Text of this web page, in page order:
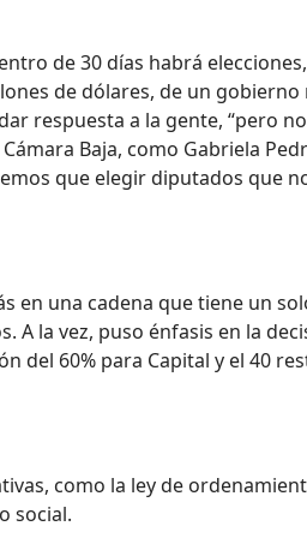
de 30 días habrá
de dólares, de un
respuesta a la gente, “pero
Baja, como Gabriela
que elegir diputados que
en una cadena que tiene un
la vez, puso énfasis en la
60% para Capital y el 40
como la ley de
social.